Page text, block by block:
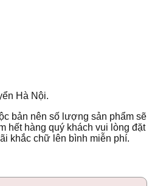
Hà Nội.
bản nên số lượng sản phẩm sẽ
hết hàng quý khách vui lòng đặt
khắc chữ lên bình miễn phí.